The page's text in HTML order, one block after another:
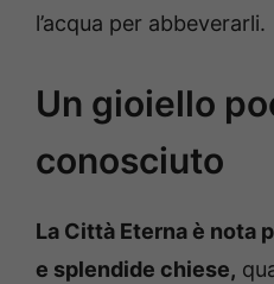
l’acqua per abbeverarli.
Un gioiello
conosciuto
La Città Eterna è nota
e splendide chiese,